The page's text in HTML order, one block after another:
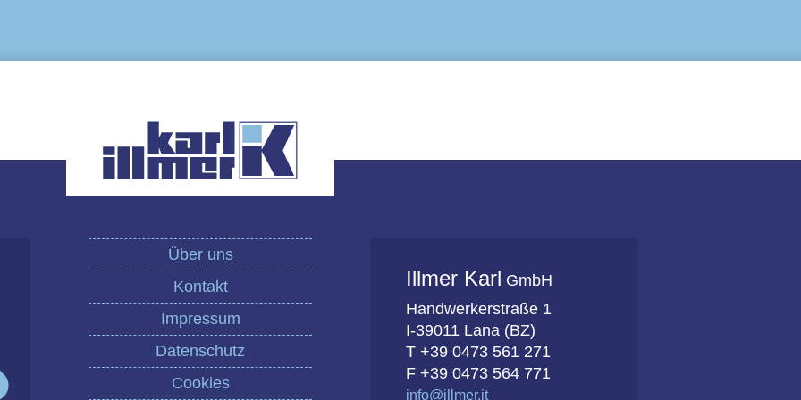
Über uns
Kontakt
Impressum
Datenschutz
Cookies
Illmer Karl GmbH
Handwerkerstraße 1
I-39011 Lana (BZ)
T +39 0473 561 271
F +39 0473 564 771
info@illmer.it